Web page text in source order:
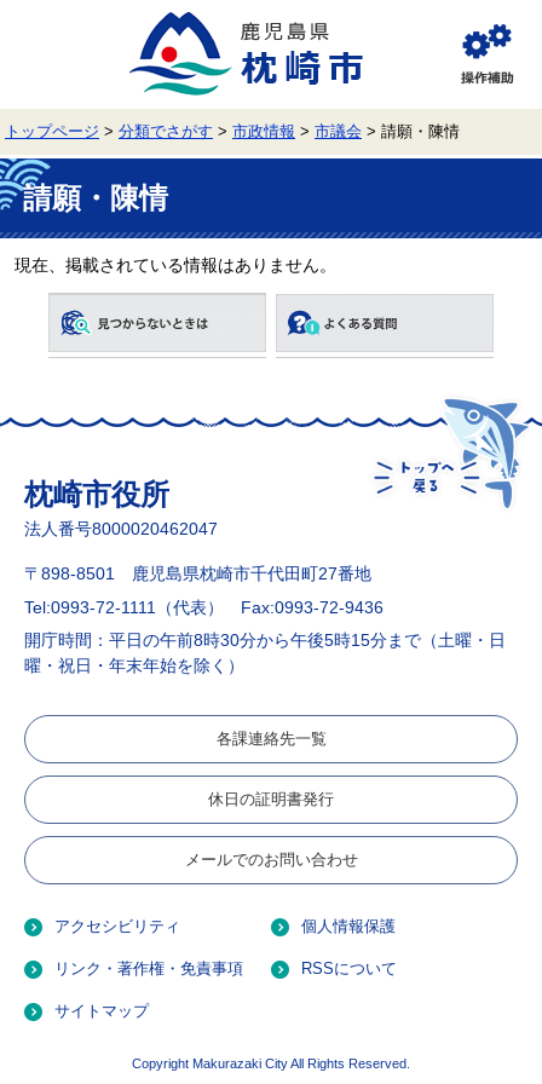
で
す。
ば
し
て
本
覧
補
助
トップページ > 分類でさがす > 市政情報 > 市議会 > 請願・陳情
本
文 請願・陳情
現在、掲載されている情報はありません。
枕崎市役所
法人番号8000020462047
〒898-8501 鹿児島県枕崎市千代田町27番地
Tel:0993-72-1111（代表）
Fax:0993-72-9436
開庁時間：平日の午前8時30分から午後5時15分まで（土曜・日
曜・祝日・年末年始を除く）
各課連絡先一覧
休日の証明書発行
メールでのお問い合わせ
アクセシビリティ 個人情報保護
リンク・著作権・免責事項 RSSについて
サイトマップ
Copyright Makurazaki City All Rights Reserved.